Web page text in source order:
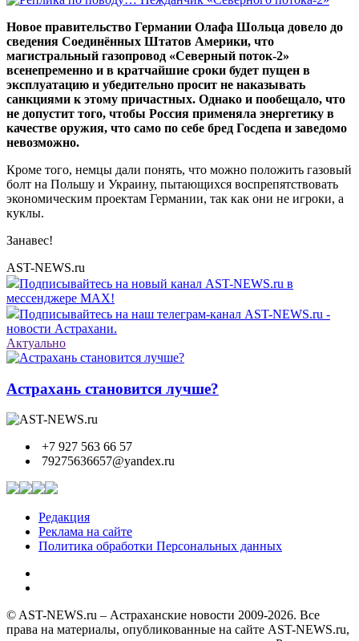
Новое правительство Германии Олафа Шольца довело до
сведения Соединённых Штатов Америки, что
магистральный газопровод «Северный поток-2»
всенепременно и в кратчайшие сроки будет пущен в
эксплуатацию и убедительно просит не наказывать
санкциями к этому причастных. Однако и пообещало, что
не допустит того, чтобы Россия применяла энергетику в
качестве оружия, что само по себе бред Госдепа и заведомо
невозможно.
Кроме того, немцы дали понять, что можно положить газовый
болт на Польшу и Украину, пытающихся воспрепятствовать
экономическим проектам Германии, так как они не игроки, а
куклы.
Занавес!
AST-NEWS.ru
Подписывайтесь на новый канал AST-NEWS.ru в
мессенджере MAX!
Подписывайтесь на наш телеграм-канал AST-NEWS.ru -
новости Астрахани.
Актуально
Астрахань становится лучше?
+7 927 563 66 57
79275636657@yandex.ru
Редакция
Реклама на сайте
Политика обработки Персональных данных
© AST-NEWS.ru – Астраханские новости 2009-2026. Все
права на материалы, опубликованные на сайте AST-NEWS.ru,